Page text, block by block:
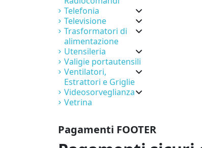
Telefonia
Televisione
Trasformatori di
alimentazione
Utensileria
Valigie portautensili
Ventilatori,
Estrattori e Griglie
Videosorveglianza
Vetrina
Pagamenti FOOTER